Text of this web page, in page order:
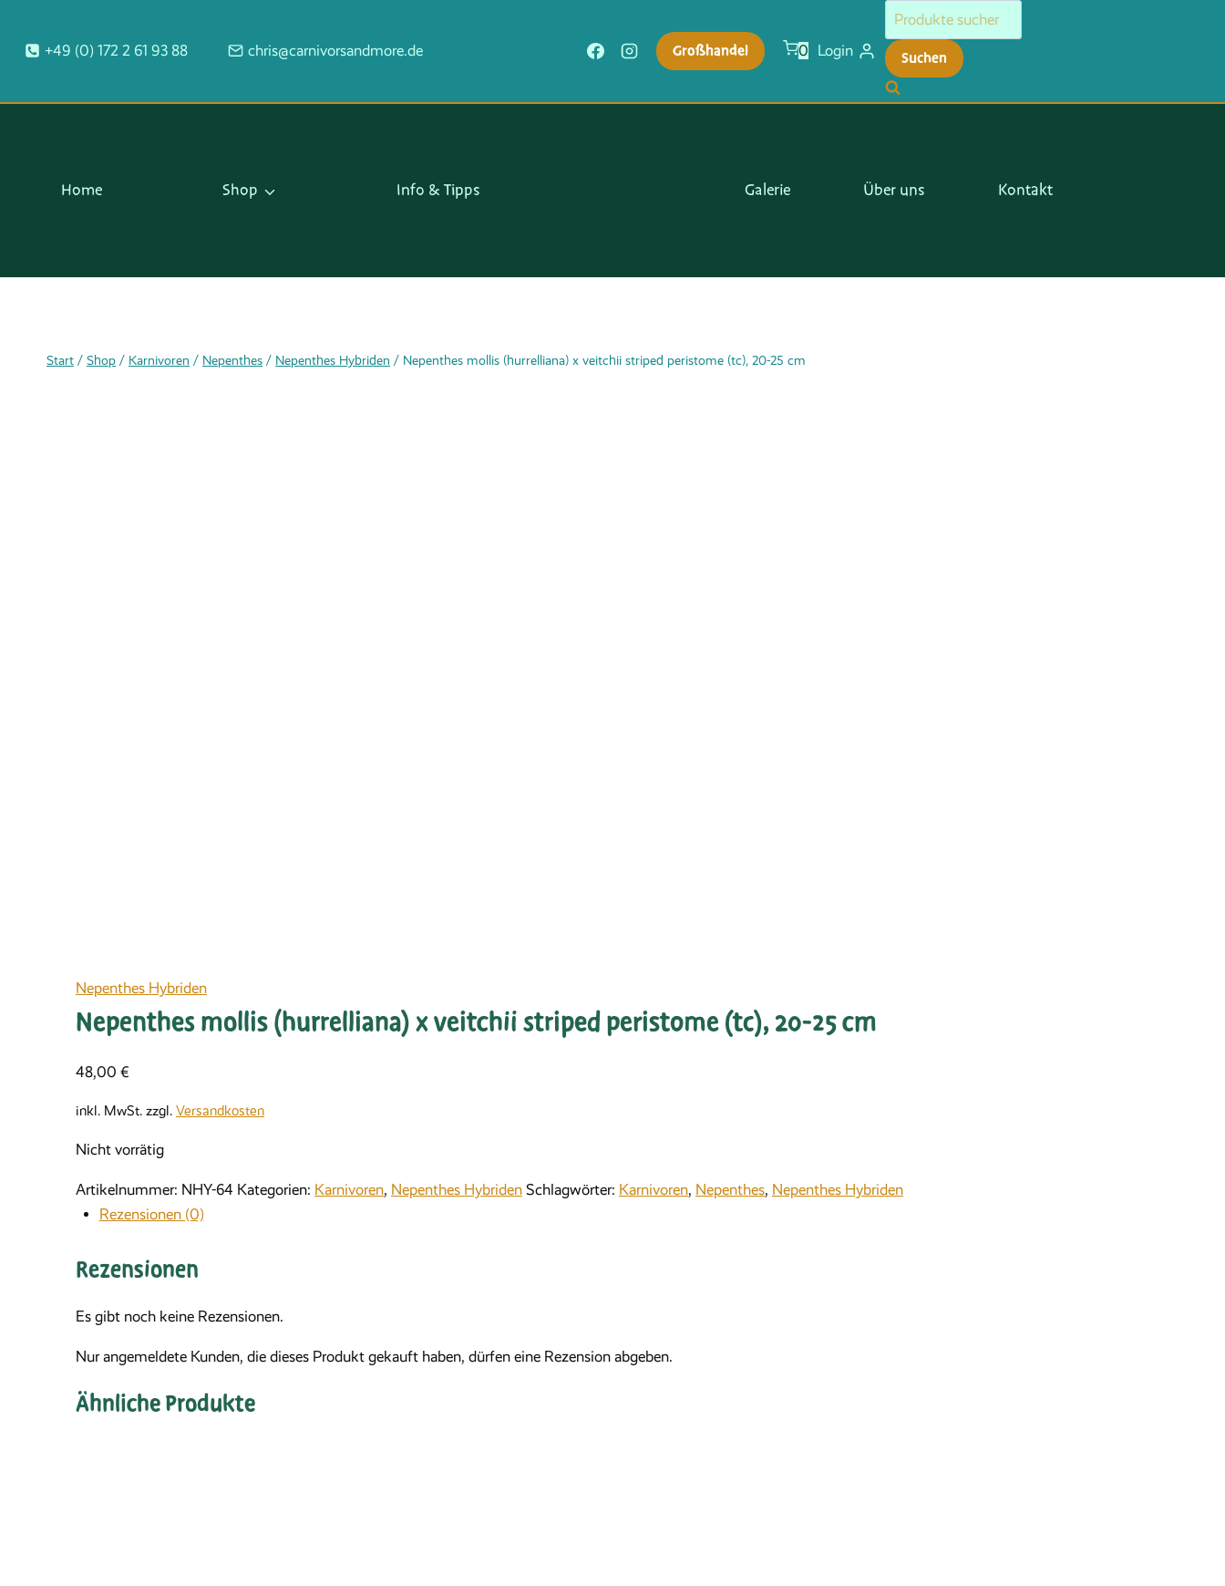
springen
+49 (0) 172 2 61 93 88 chris@carnivorsandmore.de Großhandel 0 Login
Suchen
nach:
Suchen
Home Shop Info & Tipps Galerie Über uns Kontakt
Start / Shop / Karnivoren / Nepenthes / Nepenthes Hybriden / Nepenthes mollis (hurrelliana) x veitchii striped peristome (tc), 20-25 cm
Nepenthes Hybriden
Nepenthes mollis (hurrelliana) x veitchii striped peristome (tc), 20-25 cm
48,00 €
inkl. MwSt. zzgl. Versandkosten
Nicht vorrätig
Artikelnummer: NHY-64 Kategorien: Karnivoren, Nepenthes Hybriden Schlagwörter: Karnivoren, Nepenthes, Nepenthes Hybriden
Rezensionen (0)
Rezensionen
Es gibt noch keine Rezensionen.
Nur angemeldete Kunden, die dieses Produkt gekauft haben, dürfen eine Rezension abgeben.
Ähnliche Produkte